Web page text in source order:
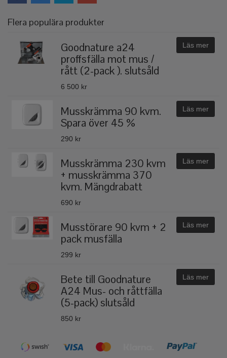
Flera populära produkter
Goodnature a24
proffsfälla mot mus /
rått (2-pack ). slutsåld
6 500 kr
Läs mer
Musskrämma 90 kvm.
Spara över 45 %
290 kr
Läs mer
Musskrämma 230 kvm
+ musskrämma 370
kvm. Mängdrabatt
690 kr
Läs mer
Musstörare 90 kvm + 2
pack musfälla
299 kr
Läs mer
Bete till Goodnature
A24 Mus- och råttfälla
(5-pack) slutsåld
850 kr
Läs mer